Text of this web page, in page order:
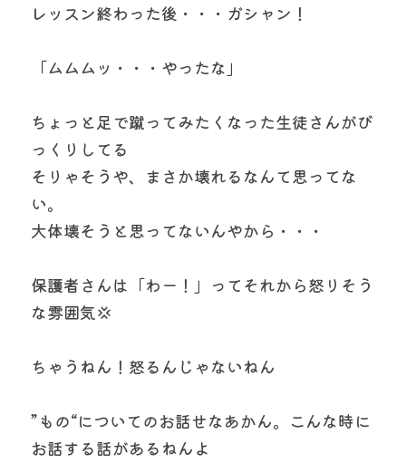
レッスン終わった後・・・ガシャン！
「ムムムッ・・・やったな」
ちょっと足で蹴ってみたくなった生徒さんがび
っくりしてる
そりゃそうや、まさか壊れるなんて思ってな
い。
大体壊そうと思ってないんやから・・・
保護者さんは「わー！」ってそれから怒りそう
な雰囲気💢
ちゃうねん！怒るんじゃないねん
”もの“についてのお話せなあかん。こんな時に
お話する話があるねんよ